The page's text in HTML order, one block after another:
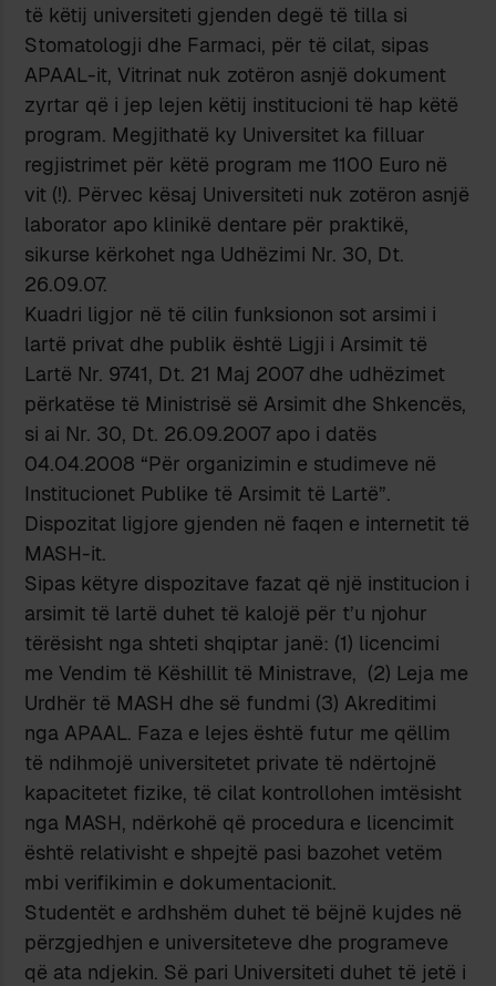
të këtij universiteti gjenden degë të tilla si
Stomatologji dhe Farmaci, për të cilat, sipas
APAAL-it, Vitrinat nuk zotëron asnjë dokument
zyrtar që i jep lejen këtij institucioni të hap këtë
program. Megjithatë ky Universitet ka filluar
regjistrimet për këtë program me 1100 Euro në
vit (!). Përvec kësaj Universiteti nuk zotëron asnjë
laborator apo klinikë dentare për praktikë,
sikurse kërkohet nga Udhëzimi Nr. 30, Dt.
26.09.07.
Kuadri ligjor në të cilin funksionon sot arsimi i
lartë privat dhe publik është Ligji i Arsimit të
Lartë Nr. 9741, Dt. 21 Maj 2007 dhe udhëzimet
përkatëse të Ministrisë së Arsimit dhe Shkencës,
si ai Nr. 30, Dt. 26.09.2007 apo i datës
04.04.2008 “Për organizimin e studimeve në
Institucionet Publike të Arsimit të Lartë”.
Dispozitat ligjore gjenden në faqen e internetit të
MASH-it.
Sipas këtyre dispozitave fazat që një institucion i
arsimit të lartë duhet të kalojë për t’u njohur
tërësisht nga shteti shqiptar janë: (1) licencimi
me Vendim të Këshillit të Ministrave, (2) Leja me
Urdhër të MASH dhe së fundmi (3) Akreditimi
nga APAAL. Faza e lejes është futur me qëllim
të ndihmojë universitetet private të ndërtojnë
kapacitetet fizike, të cilat kontrollohen imtësisht
nga MASH, ndërkohë që procedura e licencimit
është relativisht e shpejtë pasi bazohet vetëm
mbi verifikimin e dokumentacionit.
Studentët e ardhshëm duhet të bëjnë kujdes në
përzgjedhjen e universiteteve dhe programeve
që ata ndjekin. Së pari Universiteti duhet të jetë i